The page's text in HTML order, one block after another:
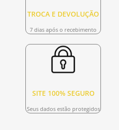
TROCA E DEVOLUÇÃO
7 dias após o recebimento
SITE 100% SEGURO
Seus dados estão protegidos